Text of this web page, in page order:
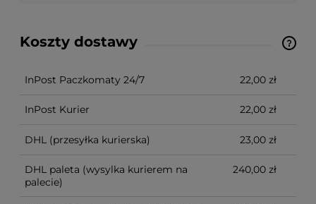
Koszty dostawy
Ze względu na niestandardowe wymiary produktu,
Możliwy również odbiór osobisty.
InPost Paczkomaty 24/7 22,00 zł
InPost Kurier 22,00 zł
DHL (przesyłka kurierska) 23,00 zł
DHL paleta (wysylka kurierem na
palecie)
240,00 zł